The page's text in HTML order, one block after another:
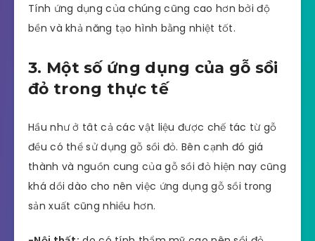
Tính ứng dụng của chúng cũng cao hơn bởi độ
bền và khả năng tạo hình bằng nhiệt tốt.
3. Một số ứng dụng của gỗ sồi
đỏ trong thực tế
Hầu như ở tât cả các vật liệu được chế tác từ gỗ
đều có thể sử dụng gỗ sồi đỏ. Bên cạnh đó giá
thành và nguồn cung của gỗ sồi đỏ hiện nay cũng
khá dồi dào cho nên việc ứng dụng gỗ sồi trong
sản xuất cũng nhiều hơn.